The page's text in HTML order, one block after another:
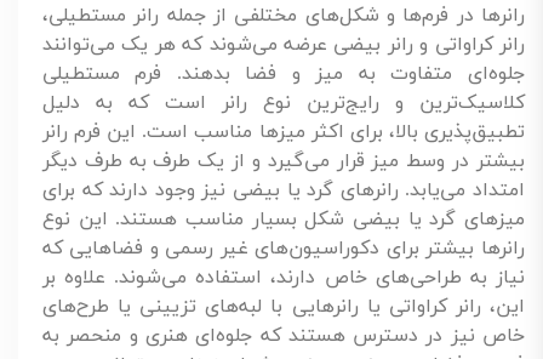
رانرها در فرم‌ها و شکل‌های مختلفی از جمله رانر مستطیلی،
رانر کراواتی و رانر بیضی عرضه می‌شوند که هر یک می‌توانند
جلوه‌ای متفاوت به میز و فضا بدهند. فرم مستطیلی
کلاسیک‌ترین و رایج‌ترین نوع رانر است که به دلیل
تطبیق‌پذیری بالا، برای اکثر میزها مناسب است. این فرم رانر
بیشتر در وسط میز قرار می‌گیرد و از یک طرف به طرف دیگر
امتداد می‌یابد. رانرهای گرد یا بیضی نیز وجود دارند که برای
میزهای گرد یا بیضی شکل بسیار مناسب هستند. این نوع
رانرها بیشتر برای دکوراسیون‌های غیر رسمی و فضاهایی که
نیاز به طراحی‌های خاص دارند، استفاده می‌شوند. علاوه بر
این، رانر کراواتی یا رانرهایی با لبه‌های تزیینی یا طرح‌های
خاص نیز در دسترس هستند که جلوه‌ای هنری و منحصر به